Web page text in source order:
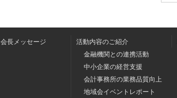
会長メッセージ
活動内容のご紹介
金融機関との連携活動
中小企業の経営支援
会計事務所の業務品質向上
地域会イベントレポート